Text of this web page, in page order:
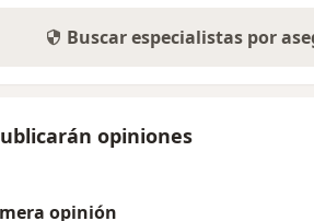
Buscar especialistas por
opiniones
opinión